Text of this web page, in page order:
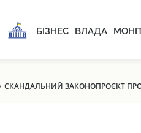
БІЗНЕС ВЛАДА
СКАНДАЛЬНИЙ ЗАКОНОПРОЄКТ ПРО